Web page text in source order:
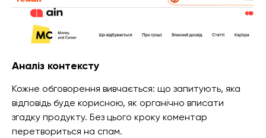
Аналіз контексту
Кожне обговорення вивчається: що запитують, яка
відповідь буде корисною, як органічно вписати
згадку продукту. Без цього кроку коментар
перетвориться на спам.